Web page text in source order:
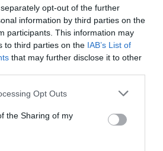
opt-out of the further
information by third parties on the
participants. This information may
to third parties on the IAB’s List of
that may further disclose it to other
Opt Outs
the Sharing of my
:
(la plupart des vols Air Asia)
c’est correct et avions récents
Europe, sur un vol NON low cost ,
RÉPONDRE